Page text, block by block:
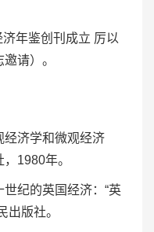
年鉴创刊成立 厉以
邀请）。
经济学和微观经济
1980年。
纪的英国经济：“英
出版社。